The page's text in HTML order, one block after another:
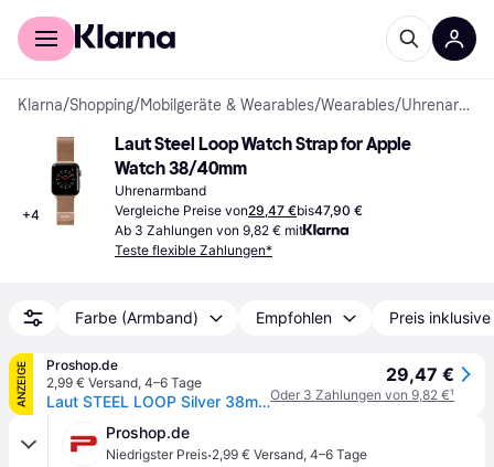
Für Shopper
Klarna/Shopping/Mobilgeräte & Wearables/Wearables/ Uhrenarmbänder
+4
Laut Steel Loop Watch Strap for Apple
Watch 38/40mm
Uhrenarmband
Vergleiche Preise von29,47 €bis47,90 €
Ab 3 Zahlungen von 9,82 € mit
Teste flexible Zahlungen*
Farbe (Armband) Empfohlen Preis
ANZEIGE
Proshop.de
2,99 € Versand, 4–6 Tage
Laut STEEL LOOP Silver 38mm
29,47 €
Oder 3 Zahlungen von 9,82 €¹
Proshop.de
Niedrigster Preis·2,99 € Versand, 4–6 Tage